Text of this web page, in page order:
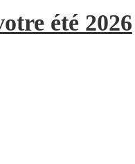
été 2026